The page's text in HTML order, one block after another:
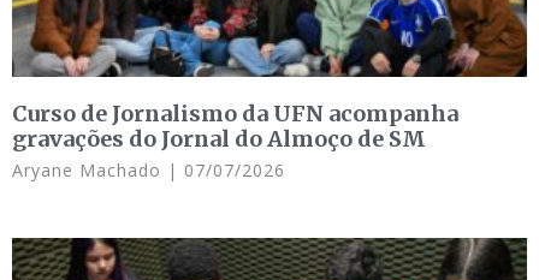
Curso de Jornalismo da UFN acompanha
gravações do Jornal do Almoço de SM
Aryane Machado 07/07/2026